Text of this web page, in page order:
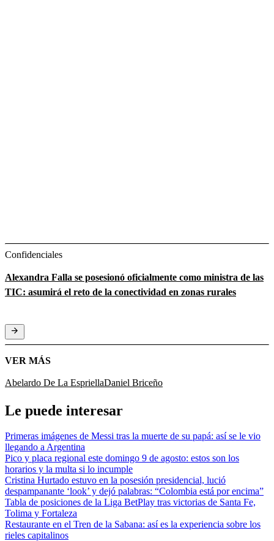
Confidenciales
Alexandra Falla se posesionó oficialmente como ministra de las
TIC: asumirá el reto de la conectividad en zonas rurales
VER MÁS
Abelardo De La EspriellaDaniel Briceño
Le puede interesar
Primeras imágenes de Messi tras la muerte de su papá: así se le vio
llegando a Argentina
Pico y placa regional este domingo 9 de agosto: estos son los
horarios y la multa si lo incumple
Cristina Hurtado estuvo en la posesión presidencial, lució
despampanante ‘look’ y dejó palabras: “Colombia está por encima”
Tabla de posiciones de la Liga BetPlay tras victorias de Santa Fe,
Tolima y Fortaleza
Restaurante en el Tren de la Sabana: así es la experiencia sobre los
rieles capitalinos